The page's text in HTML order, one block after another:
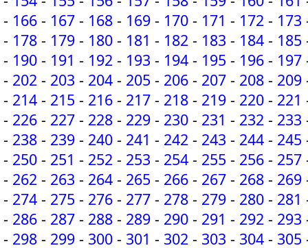
- 166 - 167 - 168 - 169 - 170 - 171 - 172 - 173
- 178 - 179 - 180 - 181 - 182 - 183 - 184 - 185
- 190 - 191 - 192 - 193 - 194 - 195 - 196 - 197
- 202 - 203 - 204 - 205 - 206 - 207 - 208 - 209
- 214 - 215 - 216 - 217 - 218 - 219 - 220 - 221
- 226 - 227 - 228 - 229 - 230 - 231 - 232 - 233
- 238 - 239 - 240 - 241 - 242 - 243 - 244 - 245
- 250 - 251 - 252 - 253 - 254 - 255 - 256 - 257
- 262 - 263 - 264 - 265 - 266 - 267 - 268 - 269
- 274 - 275 - 276 - 277 - 278 - 279 - 280 - 281
- 286 - 287 - 288 - 289 - 290 - 291 - 292 - 293
- 298 - 299 - 300 - 301 - 302 - 303 - 304 - 305